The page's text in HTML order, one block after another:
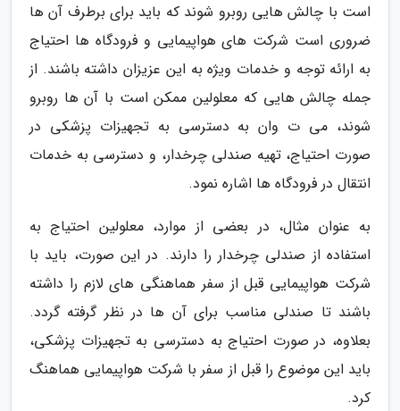
است با چالش هایی روبرو شوند که باید برای برطرف آن ها
ضروری است شرکت های هواپیمایی و فرودگاه ها احتیاج
به ارائه توجه و خدمات ویژه به این عزیزان داشته باشند. از
جمله چالش هایی که معلولین ممکن است با آن ها روبرو
شوند، می ت وان به دسترسی به تجهیزات پزشکی در
صورت احتیاج، تهیه صندلی چرخدار، و دسترسی به خدمات
انتقال در فرودگاه ها اشاره نمود.
به عنوان مثال، در بعضی از موارد، معلولین احتیاج به
استفاده از صندلی چرخدار را دارند. در این صورت، باید با
شرکت هواپیمایی قبل از سفر هماهنگی های لازم را داشته
باشند تا صندلی مناسب برای آن ها در نظر گرفته گردد.
بعلاوه، در صورت احتیاج به دسترسی به تجهیزات پزشکی،
باید این موضوع را قبل از سفر با شرکت هواپیمایی هماهنگ
کرد.